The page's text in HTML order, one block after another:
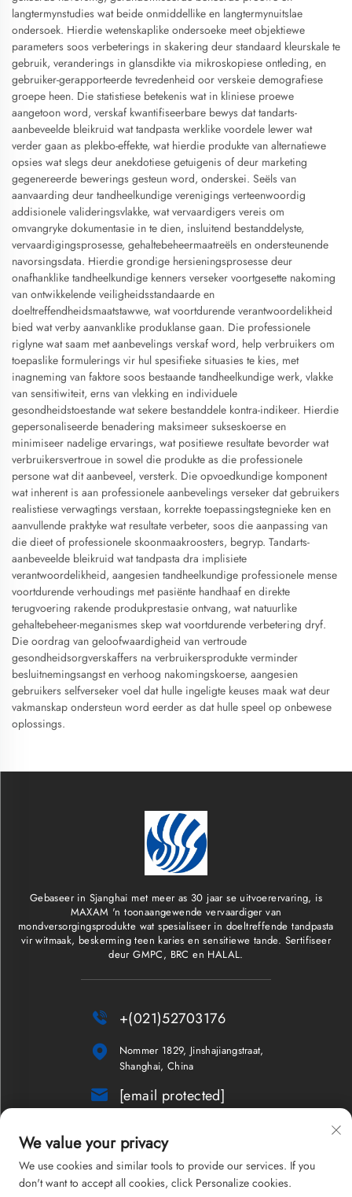
langtermynstudies wat beide onmiddellike en langtermynuitslae
ondersoek. Hierdie wetenskaplike ondersoeke meet objektiewe
parameters soos verbeterings in skakering deur standaard kleurskale te
gebruik, veranderings in glansdikte via mikroskopiese ontleding, en
gebruiker-gerapporteerde tevredenheid oor verskeie demografiese
groepe heen. Die statistiese betekenis wat in kliniese proewe
aangetoon word, verskaf kwantifiseerbare bewys dat tandarts-
aanbeveelde bleikruid wat tandpasta werklike voordele lewer wat
verder gaan as plekbo-effekte, wat hierdie produkte van alternatiewe
opsies wat slegs deur anekdotiese getuigenis of deur marketing
gegenereerde bewerings gesteun word, onderskei. Seëls van
aanvaarding deur tandheelkundige verenigings verteenwoordig
addisionele valideringsvlakke, wat vervaardigers vereis om
omvangryke dokumentasie in te dien, insluitend bestanddelyste,
vervaardigingsprosesse, gehaltebeheermaatreëls en ondersteunende
navorsingsdata. Hierdie grondige hersieningsprosesse deur
onafhanklike tandheelkundige kenners verseker voortgesette nakoming
van ontwikkelende veiligheidsstandaarde en
doeltreffendheidsmaatstawwe, wat voortdurende verantwoordelikheid
bied wat verby aanvanklike produklanse gaan. Die professionele
riglyne wat saam met aanbevelings verskaf word, help verbruikers om
toepaslike formulerings vir hul spesifieke situasies te kies, met
inagneming van faktore soos bestaande tandheelkundige werk, vlakke
van sensitiwiteit, erns van vlekking en individuele
gesondheidstoestande wat sekere bestanddele kontra-indikeer. Hierdie
gepersonaliseerde benadering maksimeer sukseskoerse en
minimiseer nadelige ervarings, wat positiewe resultate bevorder wat
verbruikersvertroue in sowel die produkte as die professionele
persone wat dit aanbeveel, versterk. Die opvoedkundige komponent
wat inherent is aan professionele aanbevelings verseker dat gebruikers
realistiese verwagtings verstaan, korrekte toepassingstegnieke ken en
aanvullende praktyke wat resultate verbeter, soos die aanpassing van
die dieet of professionele skoonmaakroosters, begryp. Tandarts-
aanbeveelde bleikruid wat tandpasta dra implisiete
verantwoordelikheid, aangesien tandheelkundige professionele mense
voortdurende verhoudings met pasiënte handhaaf en direkte
terugvoering rakende produkprestasie ontvang, wat natuurlike
gehaltebeheer-meganismes skep wat voortdurende verbetering dryf.
Die oordrag van geloofwaardigheid van vertroude
gesondheidsorgverskaffers na verbruikersprodukte verminder
besluitnemingsangst en verhoog nakomingskoerse, aangesien
gebruikers selfverseker voel dat hulle ingeligte keuses maak wat deur
vakmanskap ondersteun word eerder as dat hulle speel op onbewese
oplossings.
Gebaseer in Sjanghai met meer as 30 jaar se uitvoerervaring, is
MAXAM 'n toonaangewende vervaardiger van
mondversorgingsprodukte wat spesialiseer in doeltreffende tandpasta
vir witmaak, beskerming teen karies en sensitiewe tande. Sertifiseer
deur GMPC, BRC en HALAL.
 +(021)52703176

Nommer 1829, Jinshajiangstraat,
Shanghai, China
 [email protected]
Nuusbrief
We value your privacy
We use cookies and similar tools to provide our services. If you
don't want to accept all cookies, click Personalize cookies.